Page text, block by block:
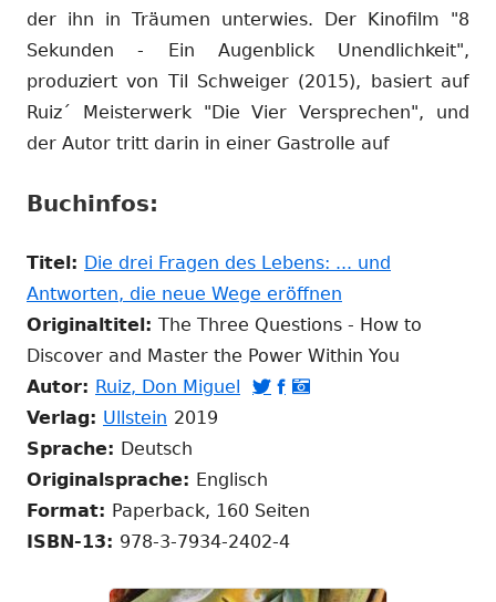
der ihn in Träumen unterwies. Der Kinofilm "8
Sekunden - Ein Augenblick Unendlichkeit",
produziert von Til Schweiger (2015), basiert auf
Ruiz´ Meisterwerk "Die Vier Versprechen", und
der Autor tritt darin in einer Gastrolle auf
Buchinfos:
Titel: Die drei Fragen des Lebens: ... und
Antworten, die neue Wege eröffnen
neuem
Fenster
Originaltitel: The Three Questions - How to
Discover and Master the Power Within You
Autor: Ruiz, Don Miguel
In
öffnen
 In
 In

Verlag: Ullstein In
neuem
Fenster
öffnen
2019
Sprache: Deutsch
Originalsprache: Englisch
Format: Paperback, 160 Seiten
ISBN-13: 978-3-7934-2402-4